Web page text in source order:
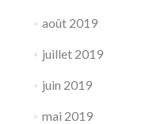
août 2019
juillet 2019
juin 2019
mai 2019